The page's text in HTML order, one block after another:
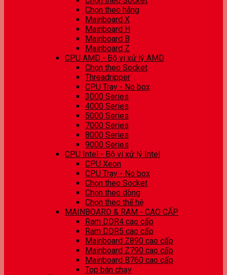
Chọn theo hãng
Mainboard X
Mainboard H
Mainboard B
Mainboard Z
CPU AMD - Bộ vi xử lý AMD
Chọn theo Socket
Threadripper
CPU Tray - No box
3000 Series
4000 Series
5000 Series
7000 Series
8000 Series
9000 Series
CPU Intel - Bộ vi xử lý Intel
CPU Xeon
CPU Tray - No box
Chọn theo Socket
Chọn theo dòng
Chọn theo thế hệ
MAINBOARD & RAM - CAO CẤP
Ram DDR4 cao cấp
Ram DDR5 cao cấp
Mainboard Z890 cao cấp
Mainboard Z790 cao cấp
Mainboard B760 cao cấp
Top bán chạy